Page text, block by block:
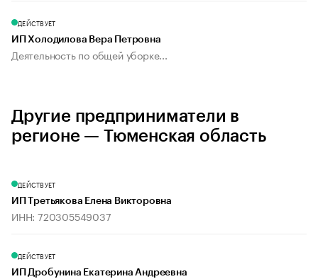
ДЕЙСТВУЕТ
ИП Холодилова Вера Петровна
Деятельность по общей уборке...
Другие предприниматели в
регионе — Тюменская область
ДЕЙСТВУЕТ
ИП Третьякова Елена Викторовна
ИНН: 720305549037
ДЕЙСТВУЕТ
ИП Дробунина Екатерина Андреевна